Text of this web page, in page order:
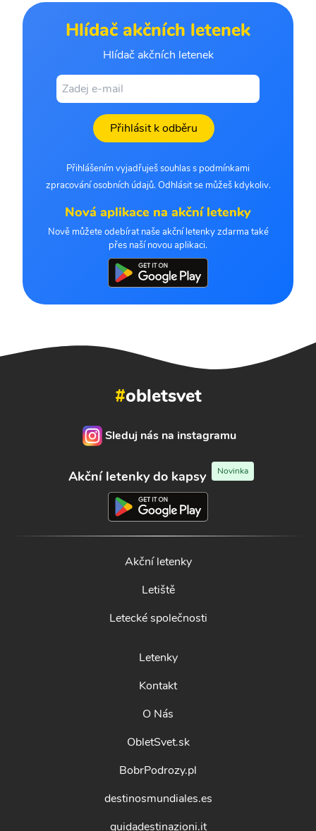
Hlídač akčních letenek
Hlídač akčních letenek
Přihlásit k odběru
Přihlášením vyjadřuješ souhlas s podmínkami
zpracování osobních údajů. Odhlásit se můžeš kdykoliv.
Nová aplikace na akční letenky
Nově můžete odebírat naše akční letenky zdarma také
přes naší novou aplikaci.
#obletsvet
Sleduj nás na instagramu
Akční letenky do kapsy Novinka
Akční letenky
Letiště
Letecké společnosti
Letenky
Kontakt
O Nás
ObletSvet.sk
BobrPodrozy.pl
destinosmundiales.es
guidadestinazioni.it